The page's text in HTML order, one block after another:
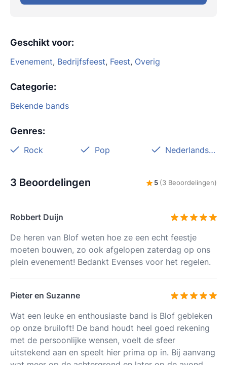
Geschikt voor:
Evenement, Bedrijfsfeest, Feest, Overig
Categorie:
Bekende bands
Genres:
Rock Pop Nederlandstalig
3 Beoordelingen 5 (3 Beoordelingen)
Robbert Duijn
De heren van Blof weten hoe ze een echt feestje
moeten bouwen, zo ook afgelopen zaterdag op ons
plein evenement! Bedankt Evenses voor het regelen.
Pieter en Suzanne
Wat een leuke en enthousiaste band is Blof gebleken
op onze bruiloft! De band houdt heel goed rekening
met de persoonlijke wensen, voelt de sfeer
uitstekend aan en speelt hier prima op in. Bij aanvang